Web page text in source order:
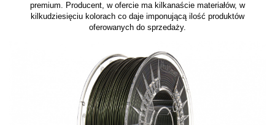
premium. Producent, w ofercie ma kilkanaście materiałów, w
kilkudziesięciu kolorach co daje imponującą ilość produktów
oferowanych do sprzedaży.